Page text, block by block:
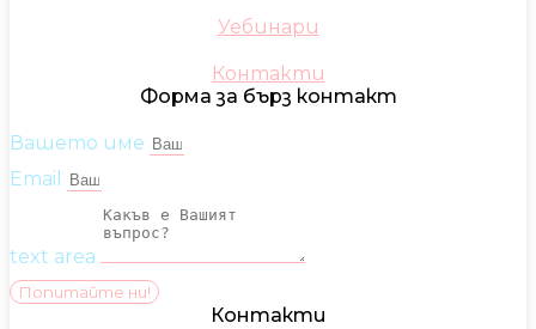
Уебинари
Контакти
Форма за бърз контакт
Вашето име
Email
text area
Попитайте ни!
Контакти